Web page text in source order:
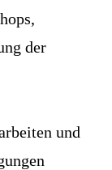
der
und